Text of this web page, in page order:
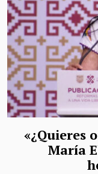
«¿Quieres
María